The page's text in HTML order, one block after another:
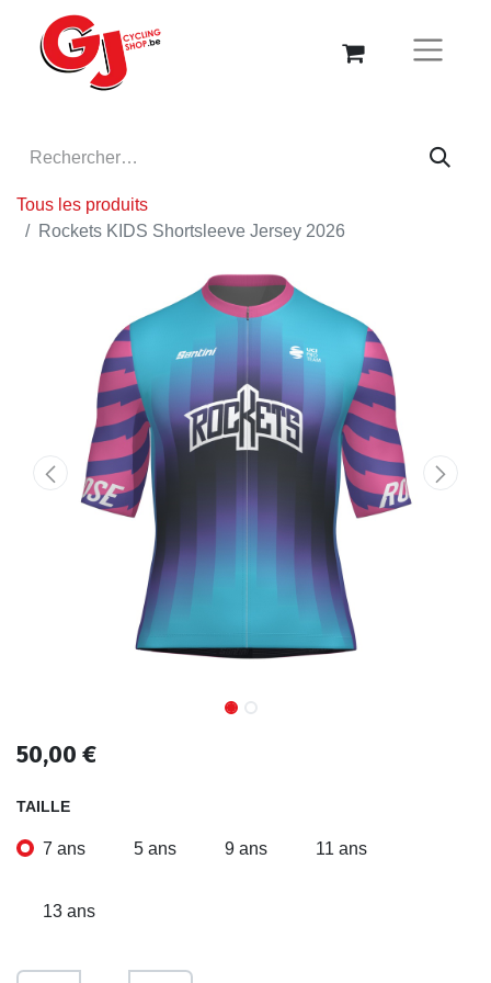
Tous les produits
Rockets KIDS Shortsleeve Jersey 2026
50,00 €
TAILLE
7 ans 5 ans 9 ans 11 ans
13 ans